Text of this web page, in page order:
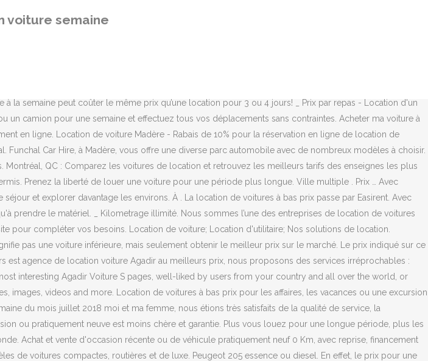
voiture semaine
climatisées - TV avec TNT HD installée - Free Internet Access - Console de Jeux à votre
la semaine peut coûter le même prix qu’une location pour 3 ou 4 jours! _ Prix par repas - Location d'un
camion pour une semaine et effectuez tous vos déplacements sans contraintes. Acheter ma voiture à
en ligne. Location de voiture Madère - Rabais de 10% pour la réservation en ligne de location de
Car Hire, à Madère, vous offre une diverse parc automobile avec de nombreux modèles à choisir.
QC : Comparez les voitures de location et retrouvez les meilleurs tarifs des enseignes les plus
Prenez la liberté de louer une voiture pour une période plus longue. Ville multiple . Prix … Avec
et explorer davantage les environs. À . La location de voitures à bas prix passe par Easirent. Avec
prendre le matériel. _ Kilometrage illimité. Nous sommes l’une des entreprises de location de voitures
pour compléter vos besoins. Location de voiture; Location d'utilitaire; Nos solutions de location.
pas une voiture inférieure, mais seulement obtenir le meilleur prix sur le marché. Le prix indiqué sur ce
agence de location voiture Agadir au meilleurs prix, nous proposons des services irréprochables :
interesting Agadir Voiture S pages, well-liked by users from your country and all over the world, or
videos and more. Location de voitures à bas prix pour les affaires, les vacances ou une excursion
du mois juillet 2018 moi et ma femme, nous étions très satisfaits de la qualité de service, la
ou pratiquement neuve est moins chère et garantie. Plus vous louez pour une longue période, plus les
Achat et vente d'occasion récente ou de véhicule pratiquement neuf 0 Km, avec reprise, financement
de voitures compactes, routières et de luxe. Peugeot 205 essence ou diesel. En effet, le prix pour une